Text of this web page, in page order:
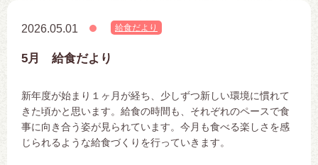
2026.05.01 給食だより
5月 給食だより
新年度が始まり１ヶ月が経ち、少しずつ新しい環境に慣れて
きた頃かと思います。給食の時間も、それぞれのペースで食
事に向き合う姿が見られています。今月も食べる楽しさを感
じられるような給食づくりを行っていきます。